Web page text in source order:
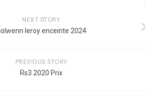
NEXT STORY
leroy enceinte 2024
PREVIOUS STORY
Rs3 2020 Prix